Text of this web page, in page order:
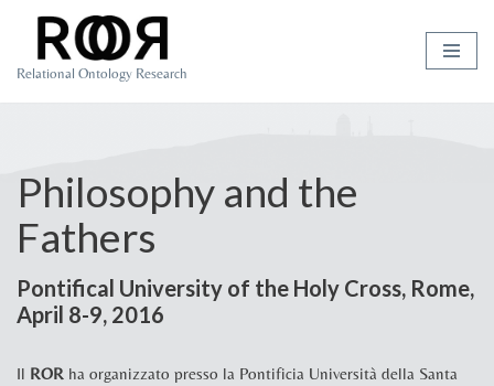
Skip
Relational Ontology Research
Philosophy and the
Fathers
Pontifical University of the Holy Cross, Rome,
April 8-9, 2016
Il ROR ha organizzato presso la Pontificia Università della Santa